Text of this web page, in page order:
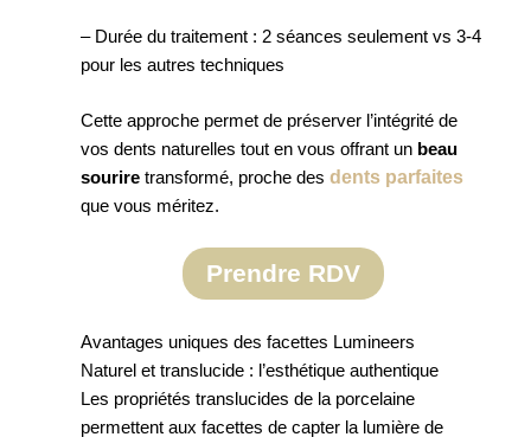
– Durée du traitement : 2 séances seulement vs 3-4
pour les autres techniques
Cette approche permet de préserver l’intégrité de
vos dents naturelles tout en vous offrant un beau
souriretransformé, proche des dents parfaites
que vous méritez.
Prendre RDV
Avantages uniques des facettes Lumineers
Naturel et translucide : l’esthétique authentique
Les propriétés translucides de la porcelaine
permettent aux facettes de capter la lumière de